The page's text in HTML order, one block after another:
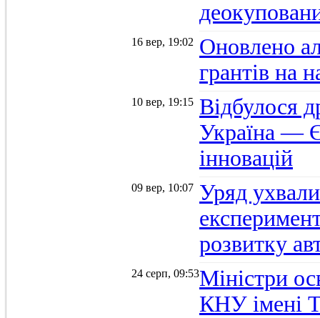
16 вер, 19:02 Оновлено
грантів на
10 вер, 19:15 Відбулося
Україна —
інновацій
09 вер, 10:07 Уряд
розвитку
24 серп, 09:53Міністри
КНУ імені